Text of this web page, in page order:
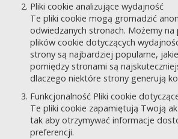
Pliki cookie analizujące wydajność
Te pliki cookie mogą gromadzić
odwiedzanych stronach. Możemy na
plików cookie dotyczących
strony są najbardziej popularne,
pomiędzy stronami są
dlaczego niektóre strony generują
Funkcjonalność Pliki cookie
Te pliki cookie zapamiętują Twoją
tak aby otrzymywać informacje
preferencji.